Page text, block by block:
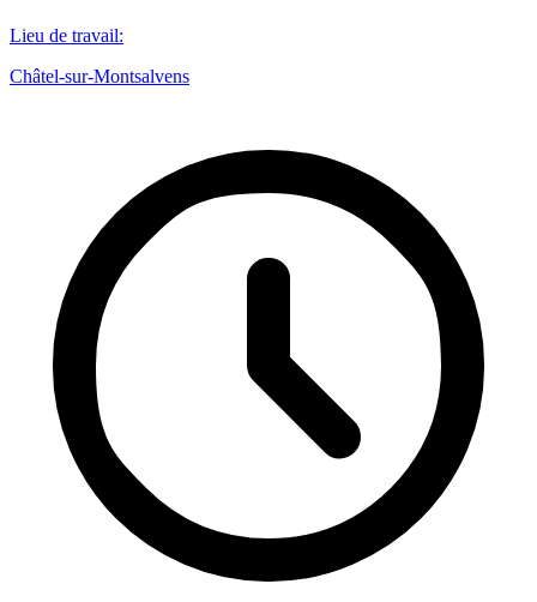
Lieu de travail:
Châtel-sur-Montsalvens